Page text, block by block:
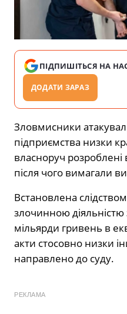
ПІДПИШІТЬСЯ НА НАС
ДОДАТИ ЗАРАЗ
Зловмисники
підприємства низки
власноруч
після чого вимагали
Встановлена
злочинною
мільярди гривень в
акти стосовно низки
направлено до суду.
РЕКЛАМА